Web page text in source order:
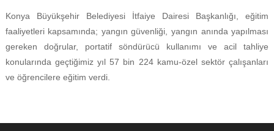
Konya Büyükşehir Belediyesi İtfaiye Dairesi Başkanlığı, eğitim
faaliyetleri kapsamında; yangın güvenliği, yangın anında yapılması
gereken doğrular, portatif söndürücü kullanımı ve acil tahliye
konularında geçtiğimiz yıl 57 bin 224 kamu-özel sektör çalışanları
ve öğrencilere eğitim verdi.